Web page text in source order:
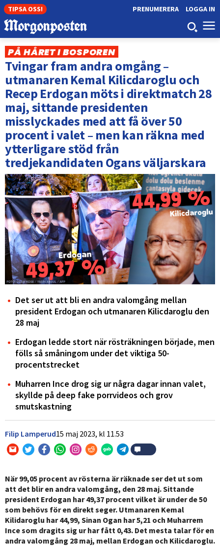
TIPSA OSS! LOGGA IN
PRENUMERERA
PÅ HÅRET I BOSPOREN
Tvingar fram andra omgång –
utmanaren Kemal Kilicdaroglu och
Recep Erdogan möts i direktmatch 28
maj, sittande presidenten
misslyckades med att få över 50
procent i valet – men kan räkna med
ytterligare stöd från
tredjekandidaten Ogans väljarskara
Det ser ut att bli en andra valomgång mellan
president Erdogan och utmanaren Kilicdaroglu den
28 maj
Erdogan ledde stort när rösträkningen började, men
fölls så småningom under det viktiga 50-
procentstrecket
Muharren Ince drog sig ur några dagar innan valet,
skyllde på deep fake porrvideos och grov
smutskastning
Filip Lamperud15 maj 2023, kl 11.53
När 99,05 procent av rösterna är räknade ser det ut som
att det blir en andra valomgång, den 28 maj. Sittande
president Erdogan har 49,37 procent vilket är under de 50
som behövs för en direkt seger. Utmanaren Kemal
Kilidaroglu har 44,99, Sinan Ogan har 5,21 och Muharrem
Ince som dragits sig ur har fått 0,43. Det mesta talar för en
andra valomgång 28 maj, mellan Erdogan och Kilicdaroglu.